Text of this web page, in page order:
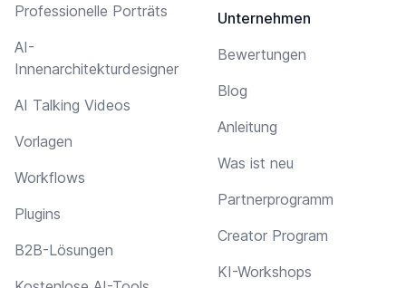
Professionelle Porträts
AI-
Innenarchitekturdesigner
AI Talking Videos
Vorlagen
Workflows
Plugins
B2B-Lösungen
Unternehmen
Bewertungen
Blog
Anleitung
Was ist neu
Partnerprogramm
Creator Program
KI-Workshops